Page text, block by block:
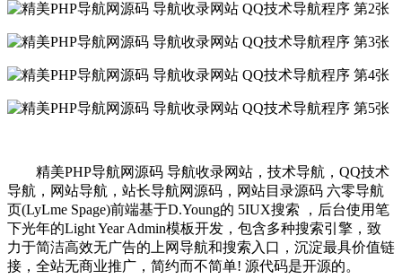
精美PHP导航网源码 导航收录网站，技术导航，QQ技术
导航，网站导航，站长导航网源码，网站目录源码 六零导航
页(LyLme Spage)前端基于D.Young的 5IUX搜索 ，后台使用笔
下光年的Light Year Admin模板开发，包含多种搜索引擎，致
力于简洁高效无广告的上网导航和搜索入口，沉淀最具价值链
接，全站无商业推广，简约而不简单! 源代码是开源的。